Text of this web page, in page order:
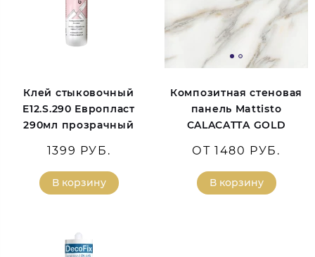
Клей стыковочный
E12.S.290 Европласт
290мл прозрачный
1399 РУБ.
В корзину
Композитная стеновая
панель Mattisto
CALACATTA GOLD
ОТ 1480 РУБ.
В корзину